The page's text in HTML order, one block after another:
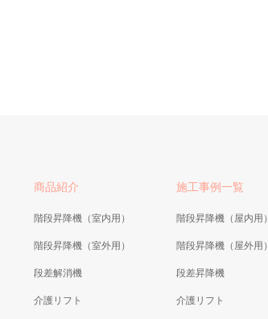
商品紹介
階段昇降機（室内用）
階段昇降機（室外用）
段差解消機
介護リフト
施工事例一覧
階段昇降機（屋内用）
階段昇降機（屋外用）
段差昇降機
介護リフト